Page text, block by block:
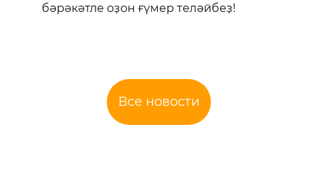
бәрәкәтле оҙон ғүмер теләйбеҙ!
Все новости